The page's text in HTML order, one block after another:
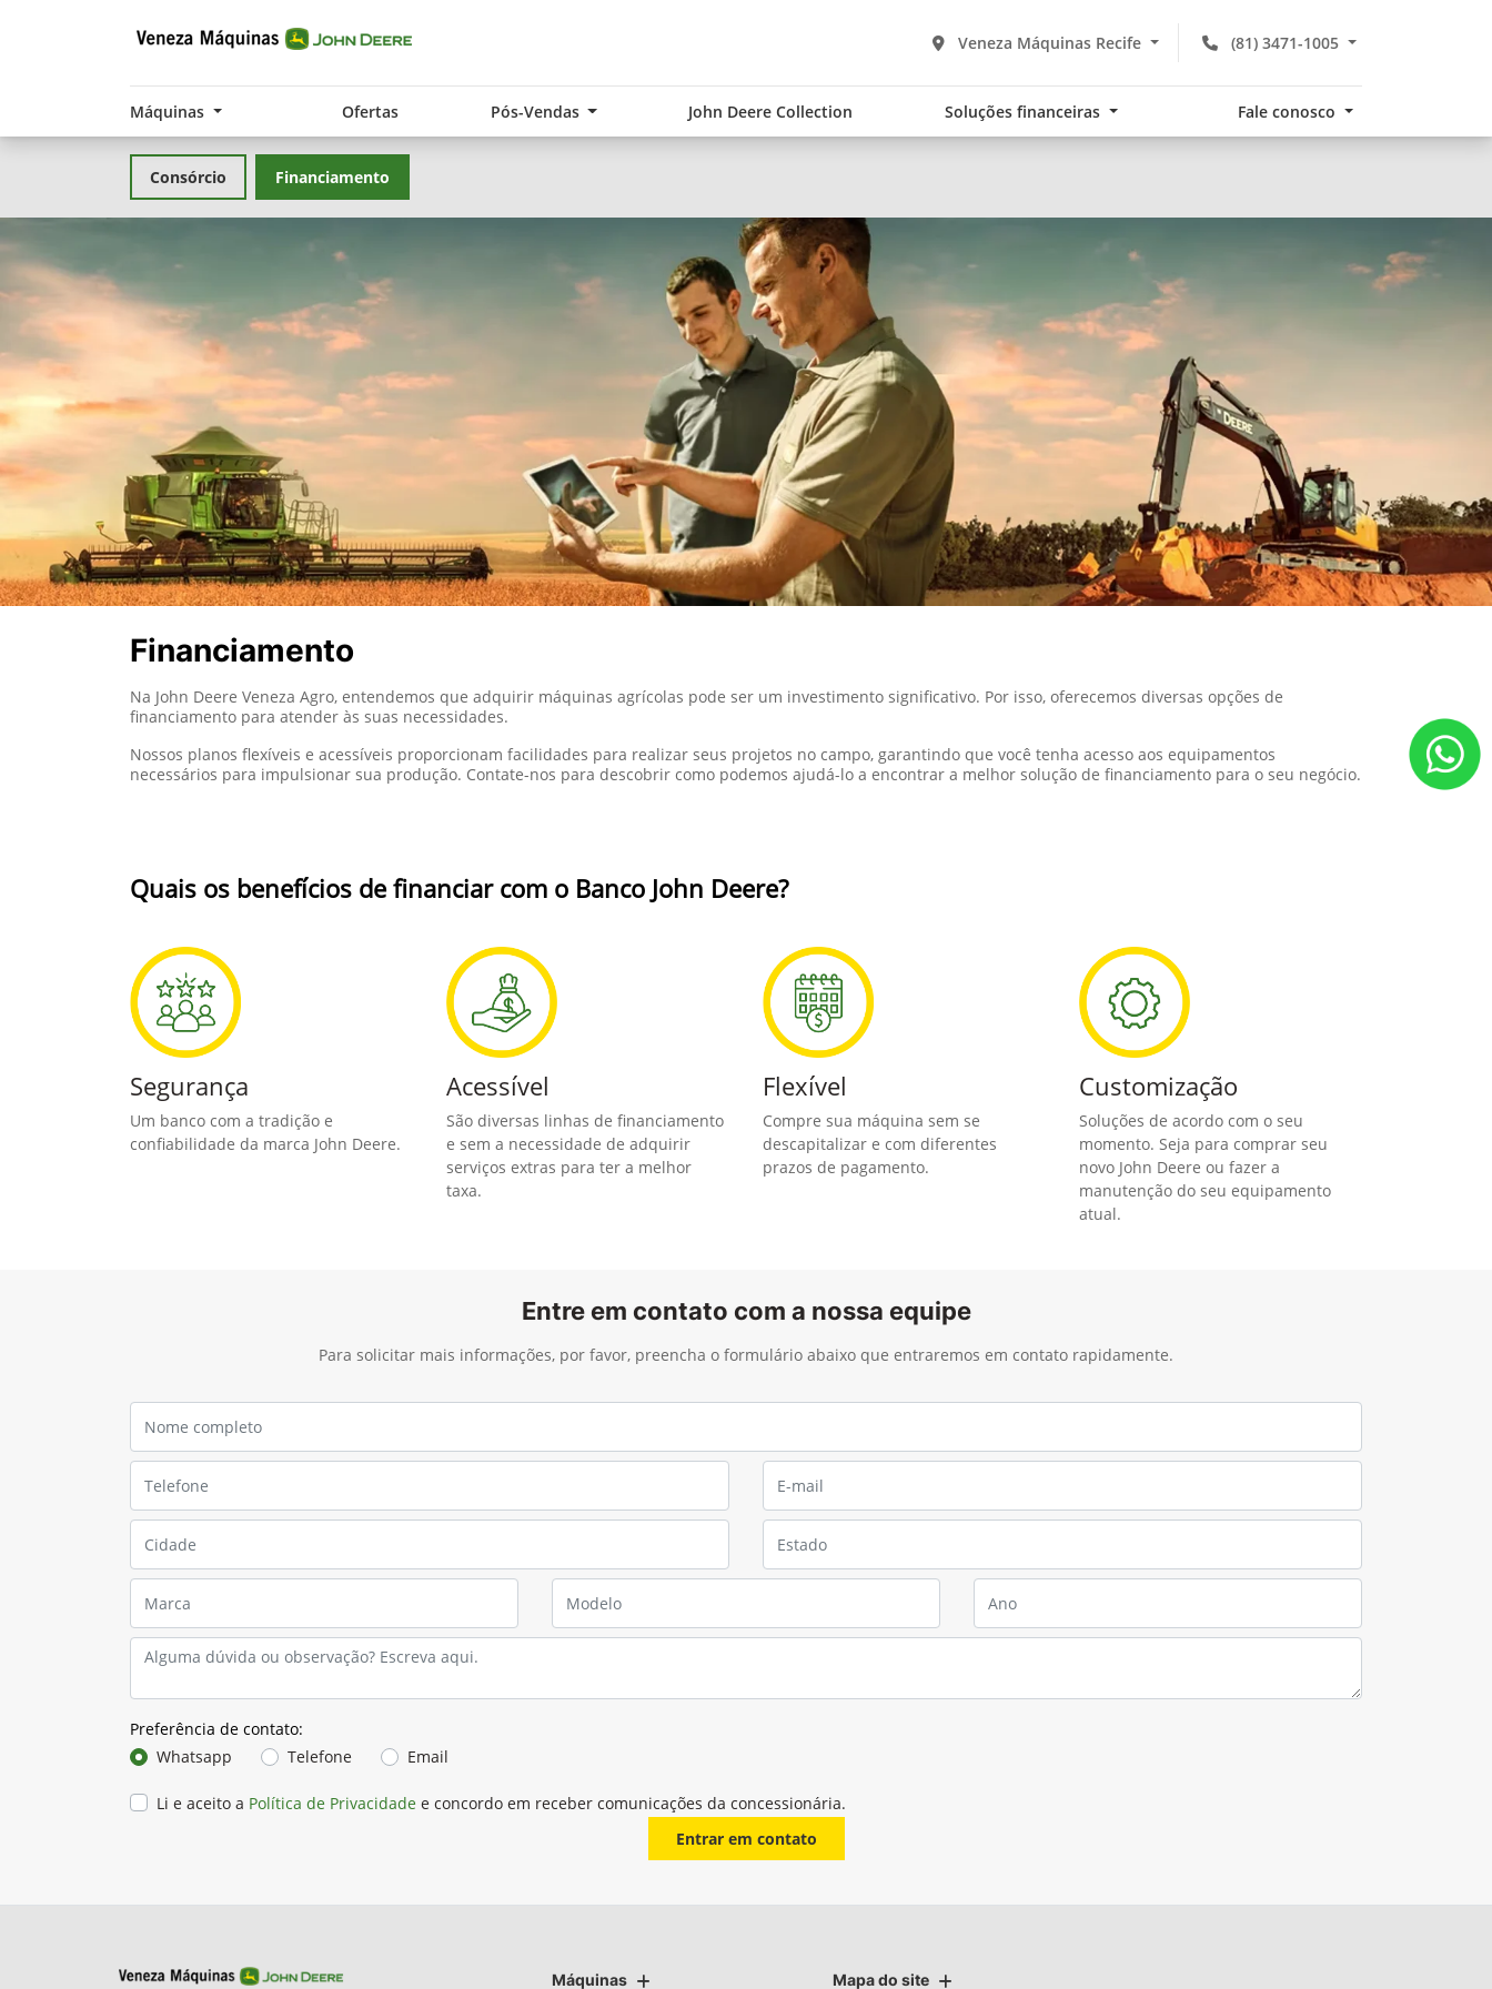
(81) 3471-1005
Veneza Máquinas Recife
Máquinas Ofertas Pós-Vendas John Deere Collection Soluções financeiras Fale conosco
Consórcio Financiamento
Financiamento
Na John Deere Veneza Agro, entendemos que adquirir máquinas agrícolas pode ser um investimento significativo. Por isso, oferecemos diversas opções de
financiamento para atender às suas necessidades.
Nossos planos flexíveis e acessíveis proporcionam facilidades para realizar seus projetos no campo, garantindo que você tenha acesso aos equipamentos
necessários para impulsionar sua produção. Contate-nos para descobrir como podemos ajudá-lo a encontrar a melhor solução de financiamento para o seu negócio.
Quais os benefícios de financiar com o Banco John Deere?
Segurança
Um banco com a tradição e
confiabilidade da marca John Deere.
Acessível
São diversas linhas de financiamento
e sem a necessidade de adquirir
serviços extras para ter a melhor
taxa.
Flexível
Compre sua máquina sem se
descapitalizar e com diferentes
prazos de pagamento.
Customização
Soluções de acordo com o seu
momento. Seja para comprar seu
novo John Deere ou fazer a
manutenção do seu equipamento
atual.
Entre em contato com a nossa equipe
Para solicitar mais informações, por favor, preencha o formulário abaixo que entraremos em contato rapidamente.
Preferência de contato:
Whatsapp
Telefone Email
Li e aceito a Política de Privacidade e concordo em receber comunicações da concessionária.
Entrar em contato
Máquinas Mapa do site